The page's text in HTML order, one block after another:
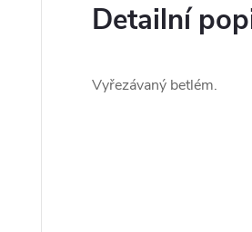
Detailní
Vyřezávaný betlém.